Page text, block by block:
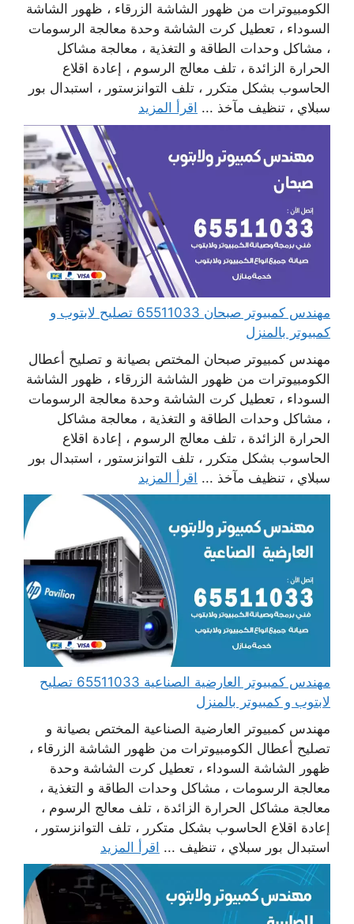
الكومبيوترات من ظهور الشاشة الزرقاء ، ظهور الشاشة
السوداء ، تعطيل كرت الشاشة وحدة معالجة الرسومات
، مشاكل وحدات الطاقة و التغذية ، معالجة مشاكل
الحرارة الزائدة ، تلف معالج الرسوم ، إعادة اقلاع
الحاسوب بشكل متكرر ، تلف التوانزستور ، استبدال بور
سبلاي ، تنظيف مآخذ ... اقرأ المزيد
مهندس كمبيوتر صبحان 65511033 تصليح لابتوب و
كمبيوتر بالمنزل
مهندس كمبيوتر صبحان المختص بصيانة و تصليح أعطال
الكومبيوترات من ظهور الشاشة الزرقاء ، ظهور الشاشة
السوداء ، تعطيل كرت الشاشة وحدة معالجة الرسومات
، مشاكل وحدات الطاقة و التغذية ، معالجة مشاكل
الحرارة الزائدة ، تلف معالج الرسوم ، إعادة اقلاع
الحاسوب بشكل متكرر ، تلف التوانزستور ، استبدال بور
سبلاي ، تنظيف مآخذ ... اقرأ المزيد
مهندس كمبيوتر العارضية الصناعية 65511033 تصليح
لابتوب و كمبيوتر بالمنزل
مهندس كمبيوتر العارضية الصناعية المختص بصيانة و
تصليح أعطال الكومبيوترات من ظهور الشاشة الزرقاء ،
ظهور الشاشة السوداء ، تعطيل كرت الشاشة وحدة
معالجة الرسومات ، مشاكل وحدات الطاقة و التغذية ،
معالجة مشاكل الحرارة الزائدة ، تلف معالج الرسوم ،
إعادة اقلاع الحاسوب بشكل متكرر ، تلف التوانزستور ،
استبدال بور سبلاي ، تنظيف ... اقرأ المزيد